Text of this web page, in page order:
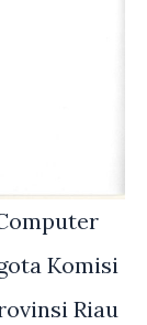
Komisi
Riau